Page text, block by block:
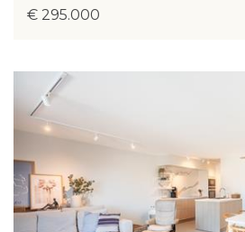
€ 295.000